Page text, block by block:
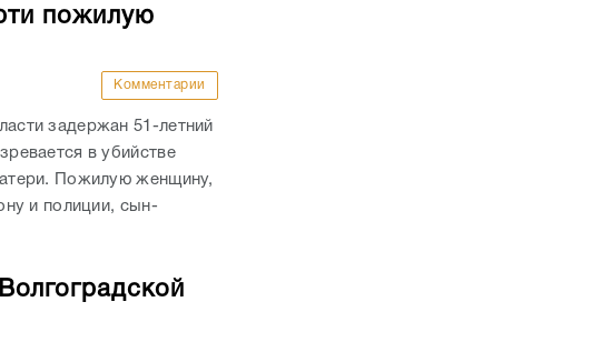
пожилую
Комментарии
задержан 51-летний
в убийстве
Пожилую женщину,
и полиции, сын-